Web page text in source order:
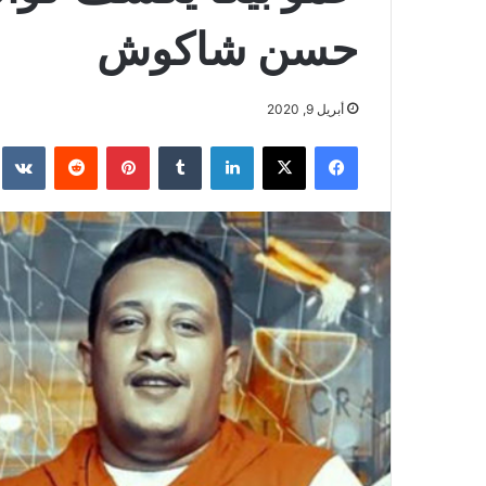
حسن شاكوش
أبريل 9, 2020
فيسبوك ‫X لينكدإن بينتيريست